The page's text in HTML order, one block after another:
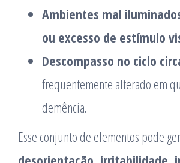
Ambientes mal
ou excesso de estímulo
Descompasso no ciclo
frequentemente alterado em
demência.
Esse conjunto de elementos pode